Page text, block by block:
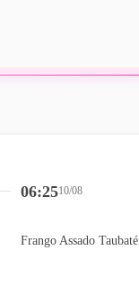
06:2510/08
Frango Assado Taubaté